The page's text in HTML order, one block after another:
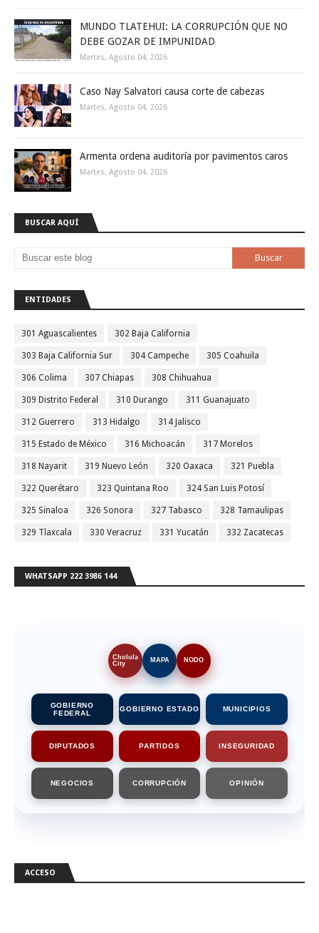
MUNDO TLATEHUI: LA CORRUPCIÓN QUE NO
DEBE GOZAR DE IMPUNIDAD
Martes, Agosto 04, 2026
Caso Nay Salvatori causa corte de cabezas
Martes, Agosto 04, 2026
Armenta ordena auditoría por pavimentos caros
Martes, Agosto 04, 2026
BUSCAR AQUÍ
ENTIDADES
301 Aguascalientes 302 Baja California
303 Baja California Sur 304 Campeche 305 Coahuila
306 Colima 307 Chiapas 308 Chihuahua
309 Distrito Federal 310 Durango 311 Guanajuato
312 Guerrero 313 Hidalgo 314 Jalisco
315 Estado de México 316 Michoacán 317 Morelos
318 Nayarit 319 Nuevo León 320 Oaxaca 321 Puebla
322 Querétaro 323 Quintana Roo 324 San Luis Potosí
325 Sinaloa 326 Sonora 327 Tabasco 328 Tamaulipas
329 Tlaxcala 330 Veracruz 331 Yucatán 332 Zacatecas
WHATSAPP 222 3986 144
Cholula
City
MAPA NODO
GOBIERNO
FEDERAL
GOBIERNO ESTADO MUNICIPIOS
DIPUTADOS PARTIDOS INSEGURIDAD
NEGOCIOS CORRUPCIÓN OPINIÓN
ACCESO